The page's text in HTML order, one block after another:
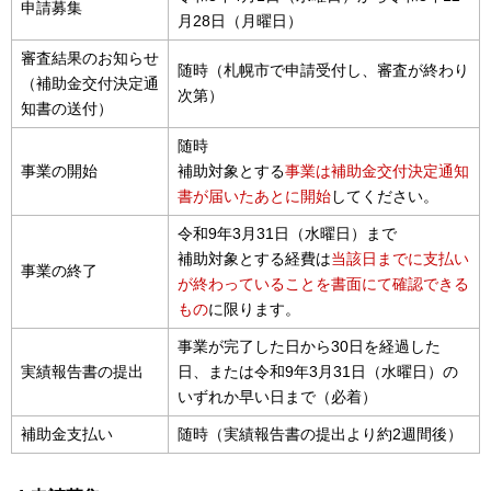
申請募集
月28日（月曜日）
審査結果のお知らせ
（補助金交付決定通
知書の送付）
随時（札幌市で申請受付し、審査が終わり
次第）
事業の開始
随時
補助対象とする事業は補助金交付決定通知
書が届いたあとに開始してください。
事業の終了
令和9年3月31日（水曜日）まで
補助対象とする経費は当該日までに支払い
が終わっていることを書面にて確認できる
ものに限ります。
実績報告書の提出
事業が完了した日から30日を経過した
日、または令和9年3月31日（水曜日）の
いずれか早い日まで（必着）
補助金支払い 随時（実績報告書の提出より約2週間後）